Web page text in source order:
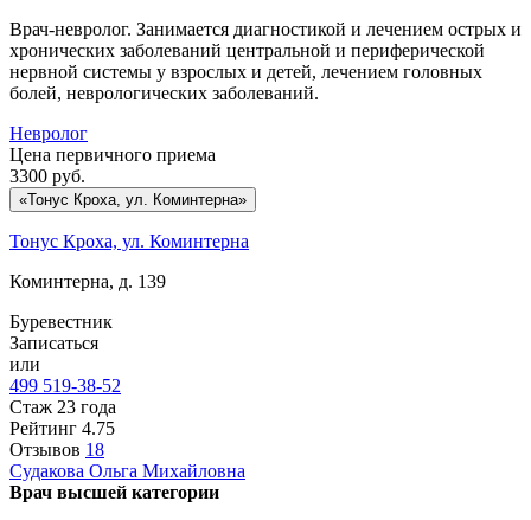
Врач-невролог. Занимается диагностикой и лечением острых и
хронических заболеваний центральной и периферической
нервной системы у взрослых и детей, лечением головных
болей, неврологических заболеваний.
Невролог
Цена первичного приема
3300 руб.
«Тонус Кроха, ул. Коминтерна»
Тонус Кроха, ул. Коминтерна
Коминтерна, д. 139
Буревестник
Записаться
или
499 519-38-52
Стаж 23 года
Рейтинг 4.75
Отзывов 18
Судакова Ольга Михайловна
Врач высшей категории